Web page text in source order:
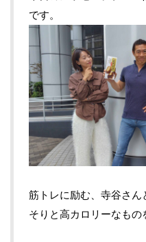
です。
筋トレに励む、寺谷さん
そりと高カロリーなもの